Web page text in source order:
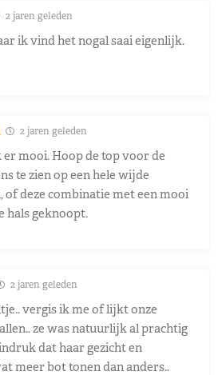
2 jaren geleden
ik vind het nogal saai eigenlijk.
2 jaren geleden
mooi. Hoop de top voor de
te zien op een hele wijde
deze combinatie met een mooi
hals geknoopt.
2 jaren geleden
vergis ik me of lijkt onze
ze was natuurlijk al prachtig
dat haar gezicht en
meer bot tonen dan anders..